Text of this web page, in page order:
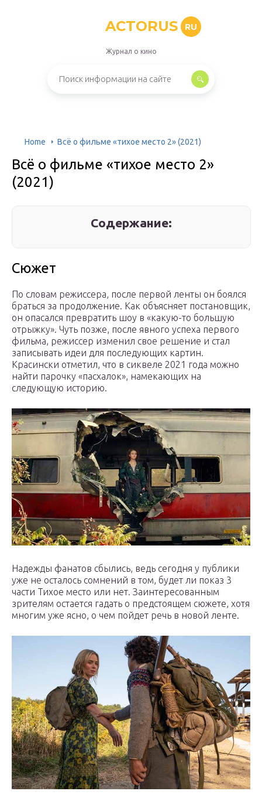
ACTORUS RU
Журнал о кино
Home Всё о фильме «тихое место 2» (2021)
Всё о фильме «тихое место 2»
(2021)
Содержание:
Сюжет
По словам режиссера, после первой ленты он боялся
браться за продолжение. Как объясняет постановщик,
он опасался превратить шоу в «какую-то большую
отрыжку». Чуть позже, после явного успеха первого
фильма, режиссер изменил свое решение и стал
записывать идеи для последующих картин.
Красински отметил, что в сиквеле 2021 года можно
найти парочку «пасхалок», намекающих на
следующую историю.
Надежды фанатов сбылись, ведь сегодня у публики
уже не осталось сомнений в том, будет ли показ 3
части Тихое место или нет. Заинтересованным
зрителям остается гадать о предстоящем сюжете, хотя
многим уже ясно, о чем пойдет речь в новой ленте.